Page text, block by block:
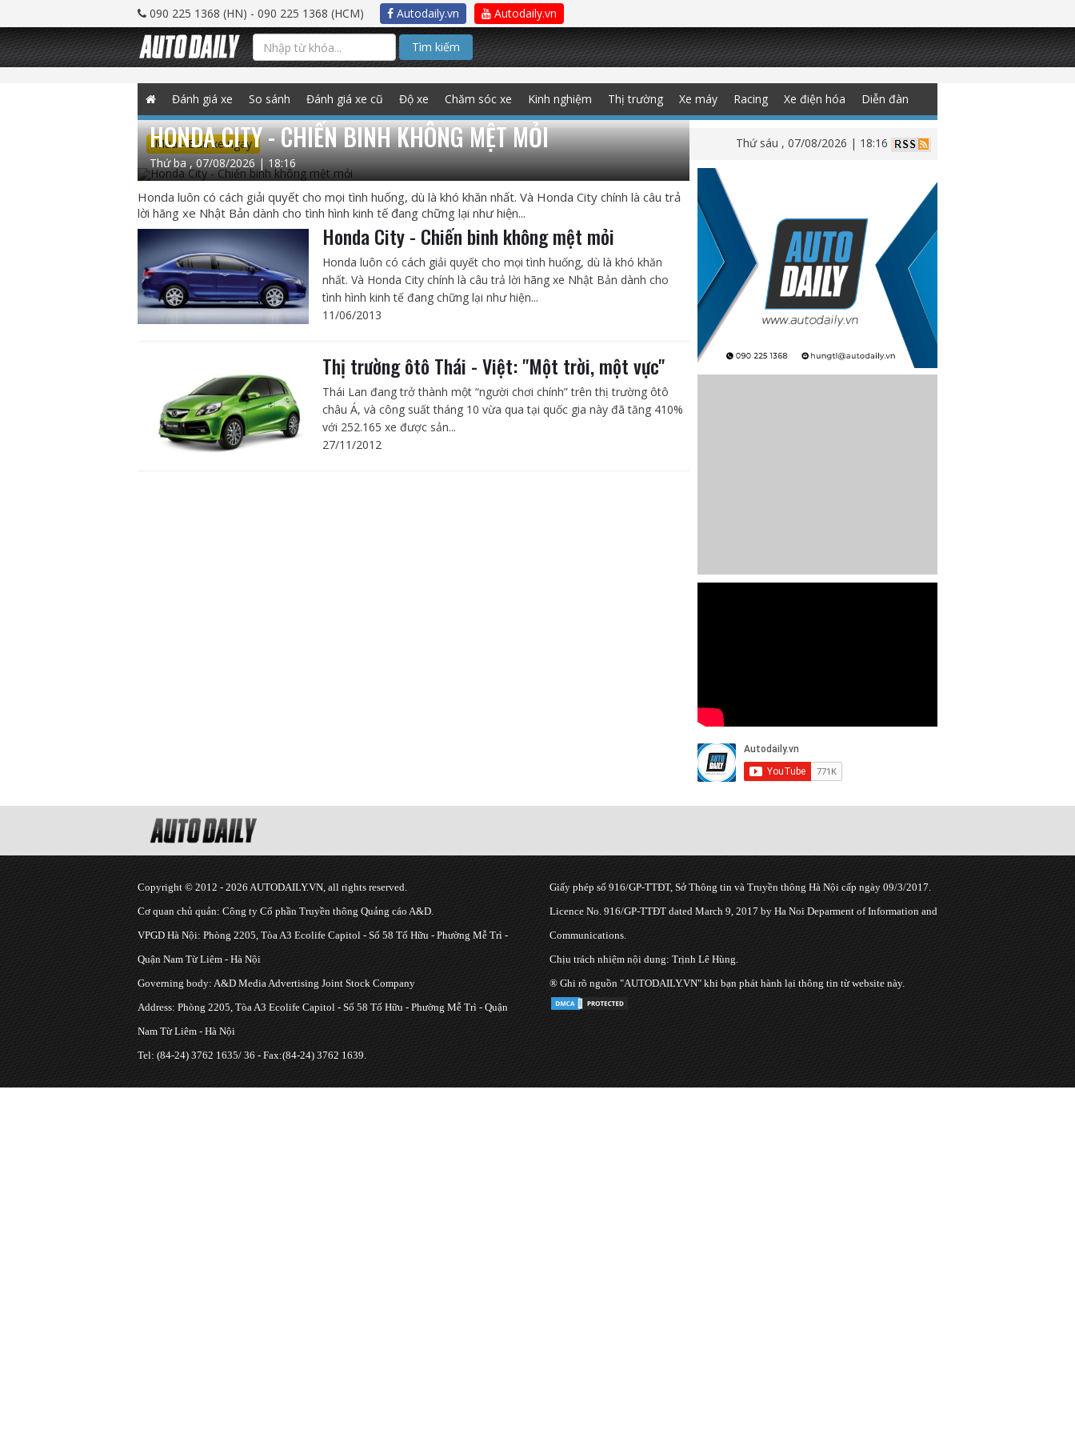
090 225 1368 (HN) - 090 225 1368 (HCM) Autodaily.vn Autodaily.vn
Tìm kiếm
Đánh giá xe So sánh Đánh giá xe cũ Độ xe Chăm sóc xe Kinh nghiệm Thị trường Xe máy Racing Xe điện hóa Diễn đàn
Mua - Bán xe ngay Thứ sáu , 07/08/2026 | 18:16
HONDA CITY - CHIẾN BINH KHÔNG MỆT MỎI
Thứ ba , 07/08/2026 | 18:16
Honda luôn có cách giải quyết cho mọi tình huống, dù là khó khăn nhất. Và Honda City chính là câu trả
lời hãng xe Nhật Bản dành cho tình hình kinh tế đang chững lại như hiện...
Honda City - Chiến binh không mệt mỏi
Honda luôn có cách giải quyết cho mọi tình huống, dù là khó khăn
nhất. Và Honda City chính là câu trả lời hãng xe Nhật Bản dành cho
tình hình kinh tế đang chững lại như hiện...
11/06/2013
Thị trường ôtô Thái - Việt: "Một trời, một vực"
Thái Lan đang trở thành một “người chơi chính” trên thị trường ôtô
châu Á, và công suất tháng 10 vừa qua tại quốc gia này đã tăng 410%
với 252.165 xe được sản...
27/11/2012
Copyright © 2012 - 2026 AUTODAILY.VN, all rights reserved.
Cơ quan chủ quản: Công ty Cổ phần Truyền thông Quảng cáo A&D.
VPGD Hà Nội: Phòng 2205, Tòa A3 Ecolife Capitol - Số 58 Tố Hữu - Phường Mễ Trì -
Quận Nam Từ Liêm - Hà Nội
Governing body: A&D Media Advertising Joint Stock Company
Address: Phòng 2205, Tòa A3 Ecolife Capitol - Số 58 Tố Hữu - Phường Mễ Trì - Quận
Nam Từ Liêm - Hà Nội
Tel: (84-24) 3762 1635/ 36 - Fax:(84-24) 3762 1639.
Giấy phép số 916/GP-TTĐT, Sở Thông tin và Truyền thông Hà Nội cấp ngày 09/3/2017.
Licence No. 916/GP-TTĐT dated March 9, 2017 by Ha Noi Deparment of Information and
Communications.
Chịu trách nhiệm nội dung: Trịnh Lê Hùng.
® Ghi rõ nguồn "AUTODAILY.VN" khi bạn phát hành lại thông tin từ website này.